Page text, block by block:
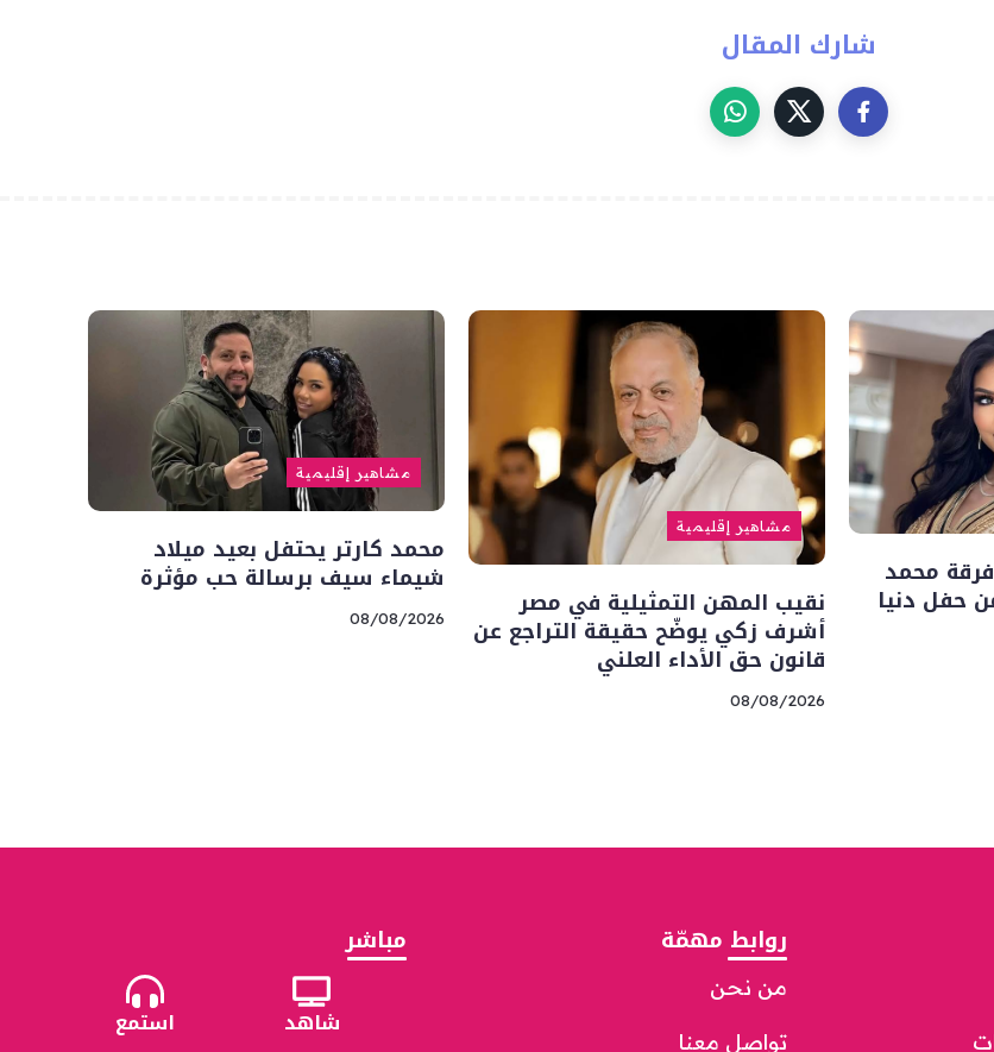
شارك المقال
محمد
حفل دنيا
مشاهير إقليمية
نقيب المهن التمثيلية في مصر
أشرف زكي يوضّح حقيقة التراجع عن
قانون حق الأداء العلني
08/08/2026
مشاهير إقليمية
محمد كارتر يحتفل بعيد ميلاد
شيماء سيف برسالة حب مؤثرة
08/08/2026
روابط مهمّة
من نحن
تواصل معنا
مباشر
شاهد استمع